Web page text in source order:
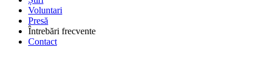
Voluntari
Presă
Întrebări frecvente
Contact